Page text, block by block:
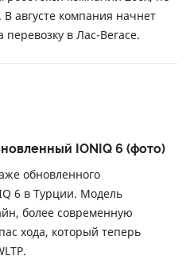
августе компания начнет
перевозку в Лас-Вегасе.
IONIQ 6 (фото)
обновленного
6 в Турции. Модель
более современную
хода, который теперь